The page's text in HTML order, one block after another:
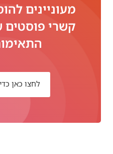
מעוניינים
קשרי
לחצו כאן